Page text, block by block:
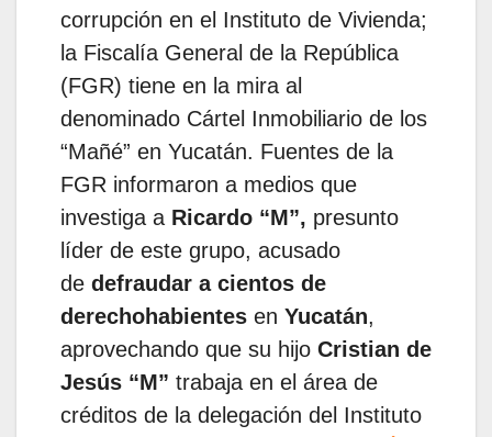
corrupción en el Instituto de Vivienda;
la Fiscalía General de la República
(FGR) tiene en la mira al
denominado Cártel Inmobiliario de los
“Mañé” en Yucatán. Fuentes de la
FGR informaron a medios que
investiga a Ricardo “M”, presunto
líder de este grupo, acusado
de defraudar a cientos de
derechohabientes en Yucatán,
aprovechando que su hijo Cristian de
Jesús “M” trabaja en el área de
créditos de la delegación del Instituto